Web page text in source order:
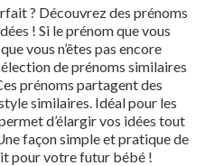
? Découvrez des prénoms
! Si le prénom que vous
vous n’êtes pas encore
de prénoms similaires
prénoms partagent des
similaires. Idéal pour les
d’élargir vos idées tout
façon simple et pratique de
pour votre futur bébé !